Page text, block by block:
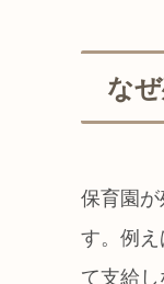
な
保育園
す。例
て支給